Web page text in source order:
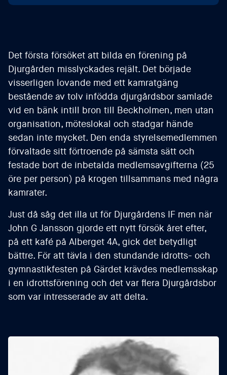
Det första försöket att bilda en förening på
Djurgården misslyckades rejält. Det började
visserligen lovande med ett kamratgäng
bestående av tolv infödda djurgårdsbor samlade
vid en bänk intill bron till Beckholmen, men utan
organisation, möteslokal och stadgar hände
sedan inte mycket. Den enda styrelsemedlemmen
förvaltade sitt förtroende på sämsta sätt och
festade bort de inbetalda medlemsavgifterna (25
öre per person) på krogen tillsammans med några
kamrater.
Just då såg det illa ut för Djurgårdens IF men när
John G Jansson gjorde ett nytt försök året efter,
på ett kafé på Alberget 4A, gick det betydligt
bättre. För att tävla i den stundande idrotts- och
gymnastikfesten på Gärdet krävdes medlemsskap
i en idrottsförening och det var flera Djurgårdsbor
som var intresserade av att delta.